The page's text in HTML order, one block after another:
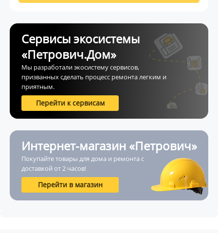
Сервисы экосистемы
«Петрович.Дом»
Мы разработали экосистему сервисов,
призванных сделать процесс ремонта легким и
приятным.
Перейти к сервисам
Интернет-магазин «Петрович»
Покупайте товары для дома и ремонта с
доставкой от 2 часов!
Перейти в магазин